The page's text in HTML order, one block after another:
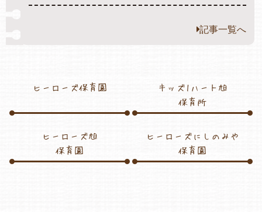
入園・見学の問い合わせ
在園児保護者の方へ
記事一覧へ
ヒーローズ保育園
キッズ1ハート旭
保育所
ヒーローズ旭
保育園
ヒーローズにしのみや
保育園